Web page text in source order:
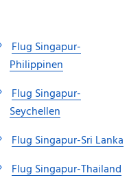
Flug Singapur-
Philippinen
Flug Singapur-
Seychellen
Flug Singapur-Sri Lanka
Flug Singapur-Thailand